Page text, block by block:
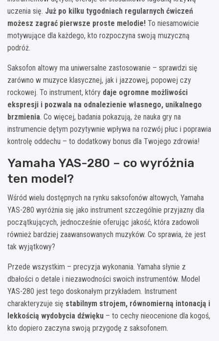
uczenia się. Już po kilku tygodniach regularnych ćwiczeń
możesz zagrać pierwsze proste melodie! To niesamowicie
motywujące dla każdego, kto rozpoczyna swoją muzyczną
podróż.
Saksofon altowy ma uniwersalne zastosowanie – sprawdzi się
zarówno w muzyce klasycznej, jak i jazzowej, popowej czy
rockowej. To instrument, który daje ogromne możliwości
ekspresji i pozwala na odnalezienie własnego, unikalnego
brzmienia. Co więcej, badania pokazują, że nauka gry na
instrumencie dętym pozytywnie wpływa na rozwój płuc i poprawia
kontrolę oddechu – to dodatkowy bonus dla Twojego zdrowia!
Yamaha YAS-280 – co wyróżnia
ten model?
Wśród wielu dostępnych na rynku saksofonów altowych, Yamaha
YAS-280 wyróżnia się jako instrument szczególnie przyjazny dla
początkujących, jednocześnie oferując jakość, która zadowoli
również bardziej zaawansowanych muzyków. Co sprawia, że jest
tak wyjątkowy?
Przede wszystkim – precyzja wykonania. Yamaha słynie z
dbałości o detale i niezawodności swoich instrumentów. Model
YAS-280 jest tego doskonałym przykładem. Instrument
charakteryzuje się stabilnym strojem, równomierną intonacją i
lekkością wydobycia dźwięku – to cechy nieocenione dla kogoś,
kto dopiero zaczyna swoją przygodę z saksofonem.